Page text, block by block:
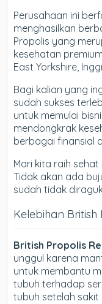
Perusahaan ini
menghasilkan
Propolis yang
kesehatan
East Yorkshire,
Bagi kalian yang
sudah sukses
untuk memulai
mendongkrak
berbagai finansial
Mari kita raih
Tidak akan ada
sudah tidak
Kelebihan British
British Propolis
unggul karena
untuk membantu
tubuh terhadap
tubuh setelah sakit